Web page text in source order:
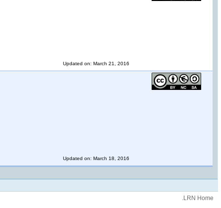
Updated on: March 21, 2016
Updated on: March 18, 2016
.LRN Home